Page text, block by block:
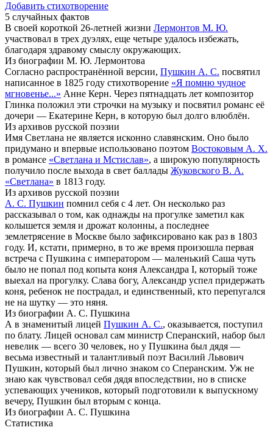
Добавить стихотворение
5 случайных фактов
В своей короткой 26-летней жизни Лермонтов М. Ю.
участвовал в трех дуэлях, еще четыре удалось избежать,
благодаря здравому смыслу окружающих.
Из биографии М. Ю. Лермонтова
Согласно распространённой версии, Пушкин А. С. посвятил
написанное в 1825 году стихотворение «Я помню чудное
мгновенье...» Анне Керн. Через пятнадцать лет композитор
Глинка положил эти строчки на музыку и посвятил романс её
дочери — Екатерине Керн, в которую был долго влюблён.
Из архивов русской поэзии
Имя Светлана не является исконно славянским. Оно было
придумано и впервые использовано поэтом Востоковым А. Х.
в романсе «Светлана и Мстислав», а широкую популярность
получило после выхода в свет баллады Жуковского В. А.
«Светлана» в 1813 году.
Из архивов русской поэзии
А. С. Пушкин помнил себя с 4 лет. Он несколько раз
рассказывал о том, как однажды на прогулке заметил как
колышется земля и дрожат колонны, а последнее
землетрясение в Москве было зафиксировано как раз в 1803
году. И, кстати, примерно, в то же время произошла первая
встреча с Пушкина с императором — маленький Саша чуть
было не попал под копыта коня Александра I, который тоже
выехал на прогулку. Слава богу, Александр успел придержать
коня, ребенок не пострадал, и единственный, кто перепугался
не на шутку — это няня.
Из биографии А. С. Пушкина
А в знаменитый лицей Пушкин А. С., оказывается, поступил
по блату. Лицей основал сам министр Сперанский, набор был
невелик — всего 30 человек, но у Пушкина был дядя —
весьма известный и талантливый поэт Василий Львович
Пушкин, который был лично знаком со Сперанским. Уж не
знаю как чувствовал себя дядя впоследствии, но в списке
успевающих учеников, который подготовили к выпускному
вечеру, Пушкин был вторым с конца.
Из биографии А. С. Пушкина
Статистика